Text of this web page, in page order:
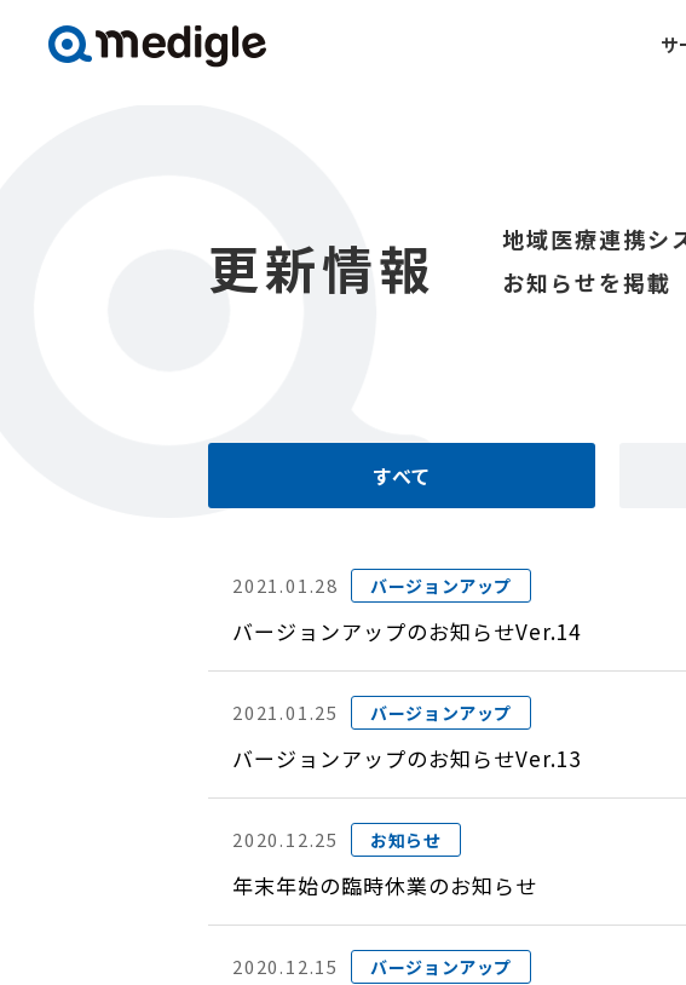
サ
更新情報
地域医療連携シ
お知らせを掲載
すべて
2021.01.28 バージョンアップ
バージョンアップのお知らせVer.14
2021.01.25 バージョンアップ
バージョンアップのお知らせVer.13
2020.12.25 お知らせ
年末年始の臨時休業のお知らせ
2020.12.15 バージョンアップ